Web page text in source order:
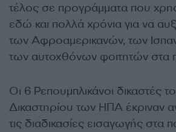
τέλος σε προγράμματα που
εδώ και πολλά χρόνια για να
των Αφροαμερικανών, των
των αυτοχθόνων φοιτητών στα
Οι 6 Ρεπουμπλικάνοι δικαστές
Δικαστηρίου των ΗΠΑ έκριναν
τις διαδικασίες εισαγωγής στα